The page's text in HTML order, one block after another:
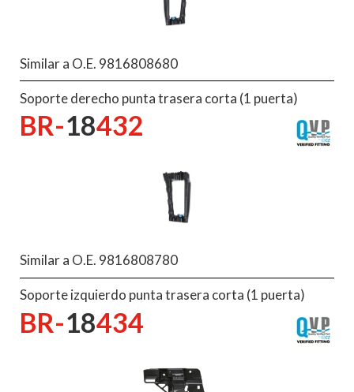
Similar a O.E. 9816808680
Soporte derecho punta trasera corta (1 puerta)
BR-18432
Similar a O.E. 9816808780
Soporte izquierdo punta trasera corta (1 puerta)
BR-18434